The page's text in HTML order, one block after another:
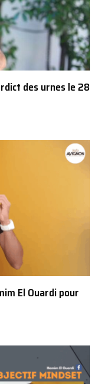
des urnes le 28
El Ouardi pour